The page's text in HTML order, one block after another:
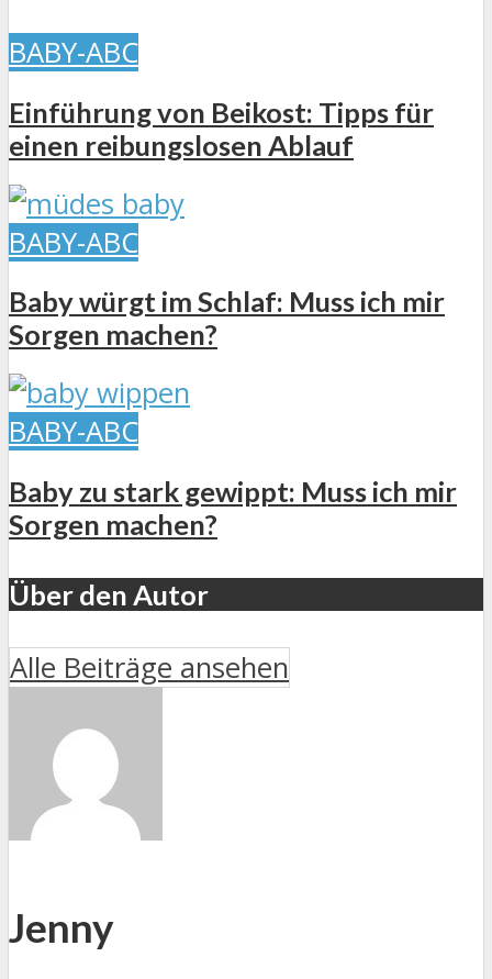
BABY-ABC
Einführung von Beikost: Tipps für
einen reibungslosen Ablauf
BABY-ABC
Baby würgt im Schlaf: Muss ich mir
Sorgen machen?
BABY-ABC
Baby zu stark gewippt: Muss ich mir
Sorgen machen?
Über den Autor
Alle Beiträge ansehen
Jenny